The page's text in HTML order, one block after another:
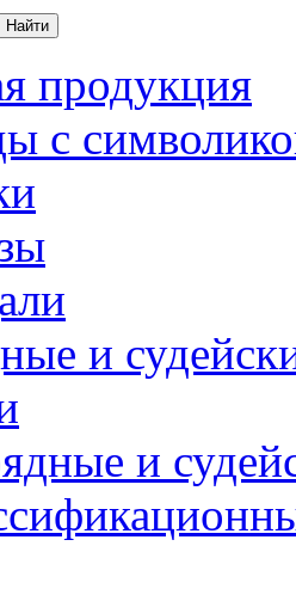
продукция
с
и
и